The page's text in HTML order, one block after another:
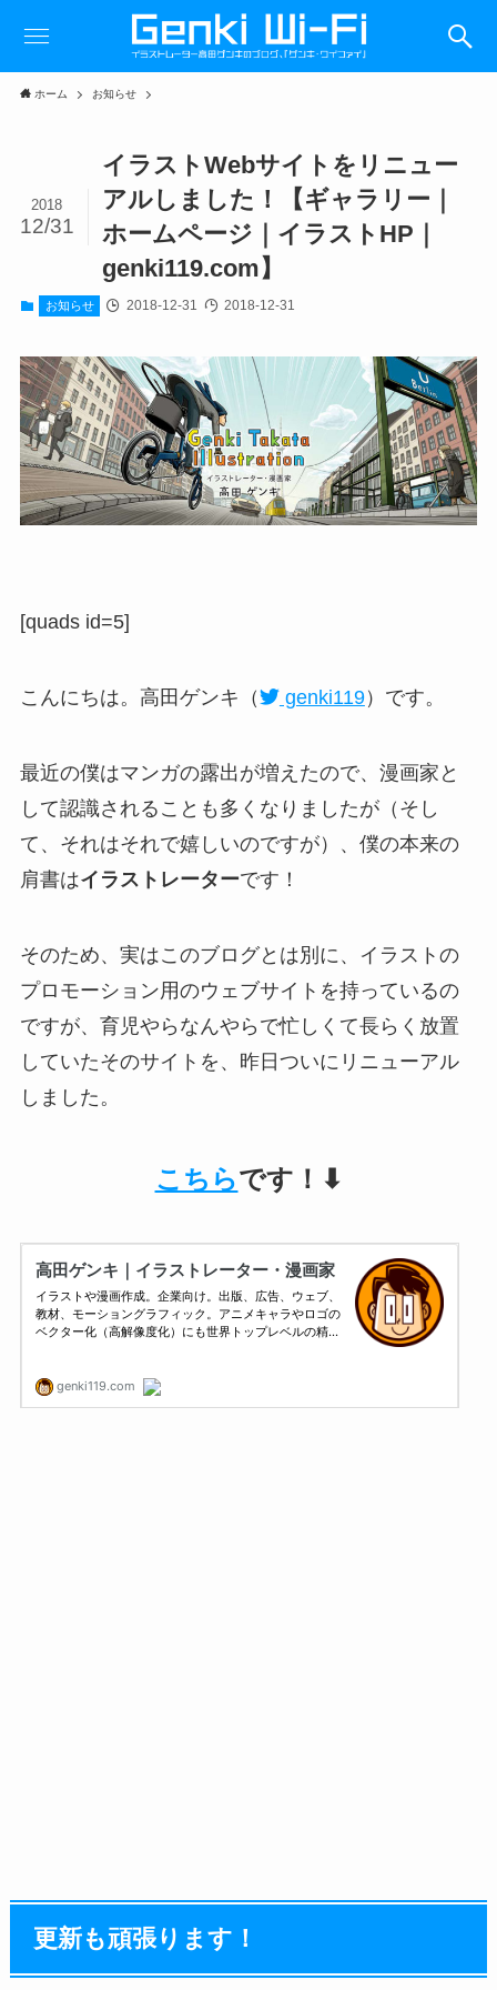
ホーム お知らせ
イラストWebサイトをリニュー
アルしました！【ギャラリー｜
ホームページ｜イラストHP｜
genki119.com】
2018
12/31
お知らせ 2018-12-31 2018-12-31
[quads id=5]
こんにちは。高田ゲンキ（ genki119）です。
最近の僕はマンガの露出が増えたので、漫画家と
して認識されることも多くなりましたが（そし
て、それはそれで嬉しいのですが）、僕の本来の
肩書はイラストレーターです！
そのため、実はこのブログとは別に、イラストの
プロモーション用のウェブサイトを持っているの
ですが、育児やらなんやらで忙しくて長らく放置
していたそのサイトを、昨日ついにリニューアル
しました。
こちらです！⬇
更新も頑張ります！